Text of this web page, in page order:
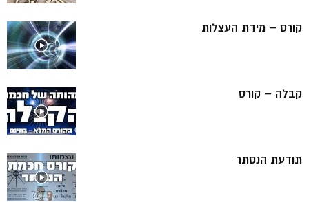
קורס – מידת העצלות
קבלה – קורס
תודעת הנסתר